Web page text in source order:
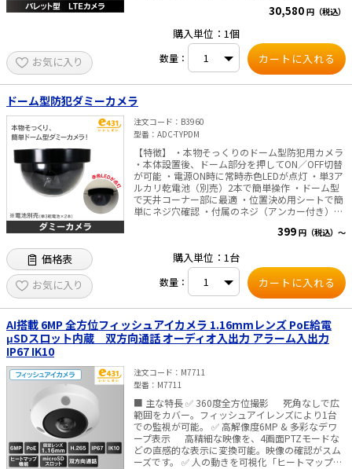
ージで威嚇します。 *）内蔵スピーカ、閃光ライ
ト搭載の機種に限ります。対応しているかは、商
品の仕様書を確認ください。 ■監視センターでの
活用シーン 複数の場所を同時に監視しなければな
らない場合、セキュリティ監視は簡単な作業では
ありません。 本製品は作業効率を高め、ワークフ
ロー改善に役立ちます。 ・防犯について・・・人
が侵入した場合のみ、正確な警報を発します。 ・
再生・録画検索について・・・人や車両などの映
像を分類して速やかに検索できます。 ■工場の場
合 工場や倉庫には高い原材料や商品が保管されて
います。 ここでのセキュリティは非常に重要で
す。このような作業を行うには通常限られた人手
しかいません。 本デバイスは効果的かつ効率的な
代替ソリューションを提供できます。 ・警備員の
パトロールをカメラに置き換える ・人間をターゲ
ットとした正確な不法侵入アラーム 人間の侵入イ
ベントを検知した場合にのみ警告を出すよう設定
できます。 動物が侵入してもアラームは出しませ
ムを搭載した HVDT by AI（Human & Vehicle
Detection Technology by AI）技術は、 フロント
エンドとバックエンドのデバイスに人物と車両の
識別アラームを もたらします。このシステムは、
人間と車両の識別にフォーカスし、アラームの 効
率と効果を大幅に向上させます。
4MP画像と効率的なH.265圧縮技術 ・人と車両の
ト搭載（最大30mの照射距離） ・内蔵マイク・ス
ピーカーによる双方向通話 ・最大512GBの
microSDカード対応 ・防水・防塵性能（IP67）
*1)お客様にてSIMカード※およびmicroSDカード
をご用意・取り付けいただく必要があります。※
データ通信のみを行うため、音声通話機能は不要
です。*2)設置場所には電源が必要です。同梱のAC
アダプタをご使用ください。 *3)カメラの初期設
定は、設置前にPCで有線LANに接続し、ブラウザ
通信量は、1時間の遠隔監視につき約1～2GBの通
信量を使用します。1日当たり約15分の遠隔監視
をご視聴の場合は、約8～16GB/月ほど使用しま
す。■仕様 センサー CMOS 4メガピクセル
（2560H×1440V） レンズ F2.2 2.8㎜ 固定焦点
視野角 水平:94° 垂直 49° 対角 114° DAY&NIGHT
赤外線(850nm) 最大照射距離：30m、 白色ライト
はこちらから 内蔵マイク 搭載（オーディオ入出力
費電力 12 VDC, 最大9W 寸法 238.5 mm × 97.6
mm × 67.4 mm ・重量 約380g ※屋内/屋外とも
にご利用いただけます。
30,580 円（税込）
お気に入り
購入単位：1個
数量：
ドーム型防犯ダミーカメラ
注文コード
B3960
型番
ADC-TYPDM
【特徴】 ・本物そっくりのドーム型防犯用カメラ
・本体設置後、ドーム部分を押してON／OFF切替
が可能 ・電源ON時に常時赤色LEDが点灯 ・単3ア
ルカリ乾電池（別売）2本で簡単操作 ・ドーム型
で天井コーナー部に最適 ・位置決め用シートで簡
単にネジ穴確認 ・付属のネジ（アンカー付き）で
【商品仕様】 ・付属品：ネジM4（25mm）×2
・材質：ABS ・外形寸法（幅W×奥行D×高さ
H）：約117×117×72mm ・使用電池：単3形乾
電池×2本（別売） ・使用場所：屋内 【使用上の
注意】 ※本製品は盗難防止器ではありません。盗
難事故などの損害については責任を負いかねます
のでご了承ください。 ※防水仕様ではありません
ので、雨や水のかかる場所では使用しないでくだ
さい。 ※本製品はダミーカメラです。実際に撮影
膏ボードや薄い板上では確実に固定できないおそ
れがありますので取付けないでください。 ※吊下
げタイプですので、取付けの際はビス留めなど確
実に固定してください。落下によるケガのおそれ
があります。 ※長時間使用しないときは、電池を
取外し、保管してください。液漏れによる故障の
原因となります。
399 円（税込）～
価格表
お気に入り
購入単位：1台
数量：
AI搭載 6MP 全方位フィッシュアイカメラ 1.16mmレンズ PoE給電
μSDスロット内蔵 双方向通話 オーディオ入出力 アラーム入出力
IP67 IK10
注文コード
M7711
型番
M7711
■ 主な特長 ✅ 360度全方位撮影 死角なしで広
範囲をカバー。フィッシュアイレンズにより1台
での監視が可能。 ✅ 高解像度6MP & 多彩なデワ
ープ表示 高精細な映像を、4画面PTZモードな
どの直感的な表示に変換可能。映像の確認がスム
ーズです。 ✅ 人の動きを可視化「ヒートマップ機